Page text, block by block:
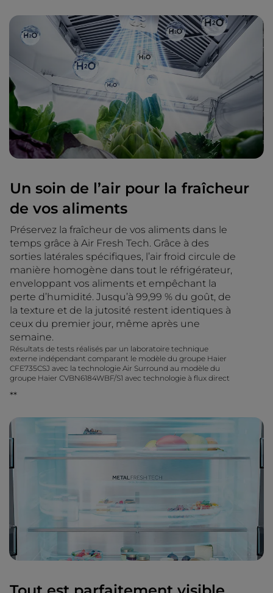
Un soin de l’air pour la fraîcheur
de vos aliments
Préservez la fraîcheur de vos aliments dans le
temps grâce à Air Fresh Tech. Grâce à des
sorties latérales spécifiques, l’air froid circule de
manière homogène dans tout le réfrigérateur,
enveloppant vos aliments et empêchant la
perte d’humidité. Jusqu’à 99,99 % du goût, de
la texture et de la jutosité restent identiques à
ceux du premier jour, même après une
semaine.
Résultats de tests réalisés par un laboratoire technique
externe indépendant comparant le modèle du groupe Haier
CFE735CSJ avec la technologie Air Surround au modèle du
groupe Haier CVBN6184WBF/S1 avec technologie à flux direct
**